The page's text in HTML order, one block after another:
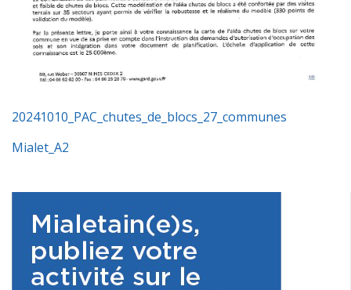
20241010_PAC_chutes_de_blocs_27_communes
Mialet_A2